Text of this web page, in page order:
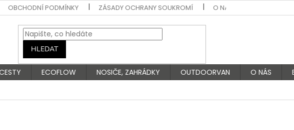
OBCHODNÍ PODMÍNKY ZÁSADY OCHRANY SOUKROMÍ O NÁS
HLEDAT
ECOFLOW NOSIČE, ZAHRÁDKY OUTDOORVAN O NÁS